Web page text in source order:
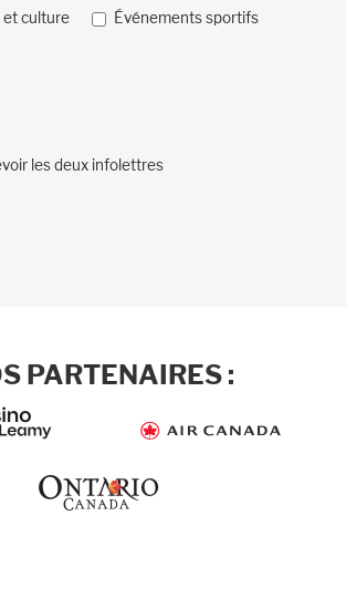
et culture
Événements sportifs
les deux infolettres
PARTENAIRES :